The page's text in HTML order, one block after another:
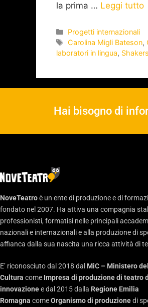
la prima … Leggi tutto
Progetti internazionali
Carolina Migli Bateson,
laboratori in lingua, Shakers
Hai bisogno di
NoveTeatroè un ente di produzione e di
fondato nel 2007. Ha attiva una compagnia
professionisti, formatisi nelle principali
nazionali e internazionali e alla produzione di
affianca dalla sua nascita una ricca attività di
E’ riconosciuto dal 2018 dal MiC – Ministero
Cultura come Impresa di produzione di teatro
innovazionee dal 2015 dalla Regione Emilia
Romagna comeOrganismo di produzionedi